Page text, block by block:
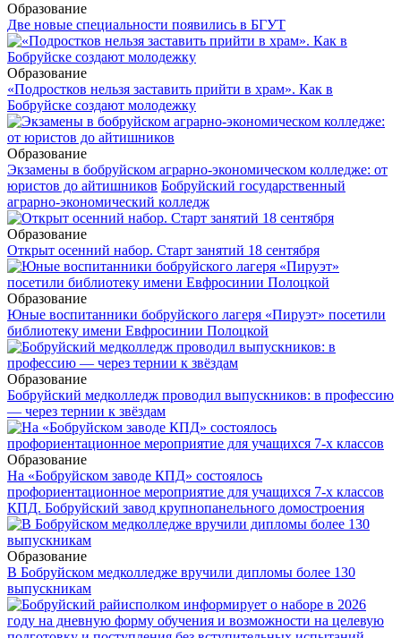
Образование
Две новые специальности появились в БГУТ
Образование
«Подростков нельзя заставить прийти в храм». Как в
Бобруйске создают молодежку
Образование
Экзамены в бобруйском аграрно-экономическом колледже: от
юристов до айтишников Бобруйский государственный
аграрно-экономический колледж
Образование
Открыт осенний набор. Старт занятий 18 сентября
Образование
Юные воспитанники бобруйского лагеря «Пируэт» посетили
библиотеку имени Евфросинии Полоцкой
Образование
Бобруйский медколледж проводил выпускников: в профессию
— через тернии к звёздам
Образование
На «Бобруйском заводе КПД» состоялось
профориентационное мероприятие для учащихся 7-х классов
КПД. Бобруйский завод крупнопанельного домостроения
Образование
В Бобруйском медколледже вручили дипломы более 130
выпускникам